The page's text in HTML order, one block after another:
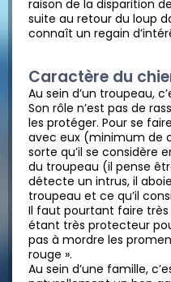
raison de la disparition
suite au retour du loup
connaît un regain
Caractère du
Au sein d’un troupeau,
Son rôle n’est pas de
les protéger. Pour se
avec eux (minimum de
sorte qu’il se considère
du troupeau (il pense
détecte un intrus, il
troupeau et ce qu’il
Il faut pourtant faire
étant très protecteur
pas à mordre les
rouge ».
Au sein d’une famille,